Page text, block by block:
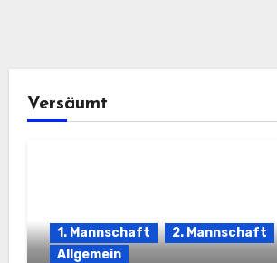
Versäumt
1. Mannschaft
2. Mannschaft
Allgemein